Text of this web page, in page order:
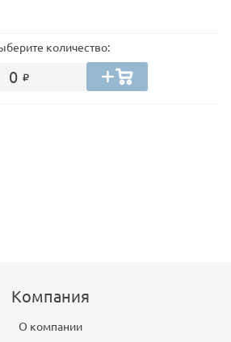
количество:
0
Компания
О компании